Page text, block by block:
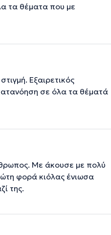
τα θέματα που με
Εξαιρετικός
σε όλα τα θέματά
Με άκουσε με πολύ
φορά κιόλας ένιωσα
της.